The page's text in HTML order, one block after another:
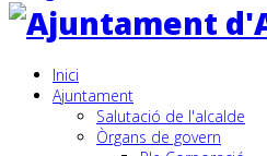
Inici
Ajuntament
Salutació de l'alcalde
Òrgans de govern